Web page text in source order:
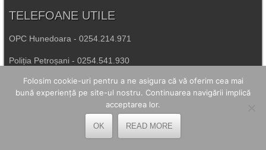
TELEFOANE UTILE
OPC Hunedoara - 0254.214.971
Poliția Petroșani - 0254.541.930
Agenția de Protecția Mediului Hunedoara - 0254.215.445
Spitalul de Urgență Petroșani - 0254.544.321
Număr Unic de Urgență - 112
Folosim cookie-uri pentru a ne asigura că vă oferim cea mai
bună experiență pe site-ul nostru. Continuarea navigării implică
acceptarea lor.
OK READ MORE